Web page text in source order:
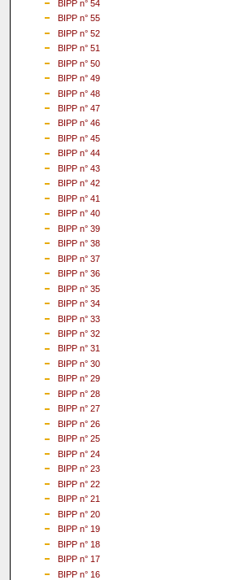
BIPP n° 54
BIPP n° 55
BIPP n° 52
BIPP n° 51
BIPP n° 50
BIPP n° 49
BIPP n° 48
BIPP n° 47
BIPP n° 46
BIPP n° 45
BIPP n° 44
BIPP n° 43
BIPP n° 42
BIPP n° 41
BIPP n° 40
BIPP n° 39
BIPP n° 38
BIPP n° 37
BIPP n° 36
BIPP n° 35
BIPP n° 34
BIPP n° 33
BIPP n° 32
BIPP n° 31
BIPP n° 30
BIPP n° 29
BIPP n° 28
BIPP n° 27
BIPP n° 26
BIPP n° 25
BIPP n° 24
BIPP n° 23
BIPP n° 22
BIPP n° 21
BIPP n° 20
BIPP n° 19
BIPP n° 18
BIPP n° 17
BIPP n° 16